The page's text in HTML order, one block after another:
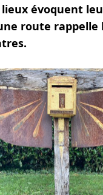
évoquent
route